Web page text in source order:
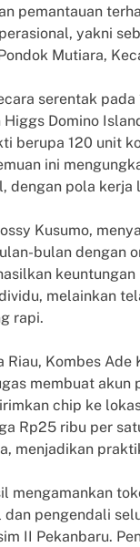
pemantauan
yakni
Mutiara,
serentak
Domino
berupa 120 unit
ini
dengan pola
Kusumo,
bulan dengan
melainkan
rapi.
Riau, Kombes
membuat
chip ke
Rp25 ribu per
menjadikan
mengamankan
pengendali
II Pekanbaru.